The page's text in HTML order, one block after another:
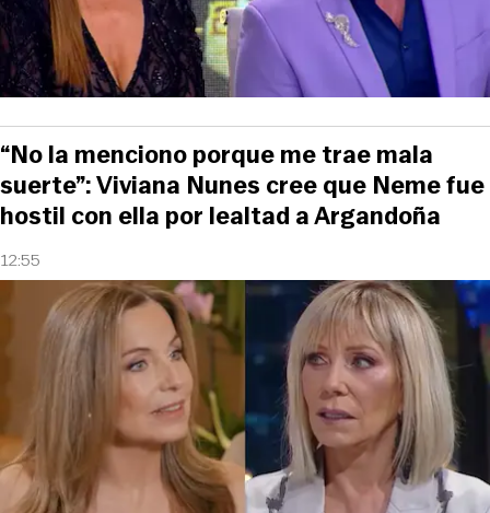
12:55
“No la menciono porque me trae mala
suerte”: Viviana Nunes cree que Neme fue
hostil con ella por lealtad a Argandoña